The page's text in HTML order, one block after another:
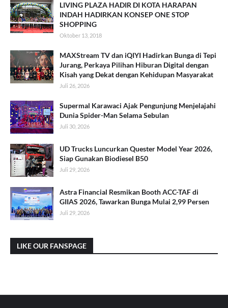
LIVING PLAZA HADIR DI KOTA HARAPAN
INDAH HADIRKAN KONSEP ONE STOP
SHOPPING
Oktober 13, 2018
MAXStream TV dan iQIYI Hadirkan Bunga di Tepi
Jurang, Perkaya Pilihan Hiburan Digital dengan
Kisah yang Dekat dengan Kehidupan Masyarakat
Juli 26, 2026
Supermal Karawaci Ajak Pengunjung Menjelajahi
Dunia Spider-Man Selama Sebulan
Juli 30, 2026
UD Trucks Luncurkan Quester Model Year 2026,
Siap Gunakan Biodiesel B50
Juli 29, 2026
Astra Financial Resmikan Booth ACC-TAF di
GIIAS 2026, Tawarkan Bunga Mulai 2,99 Persen
Juli 29, 2026
LIKE OUR FANSPAGE